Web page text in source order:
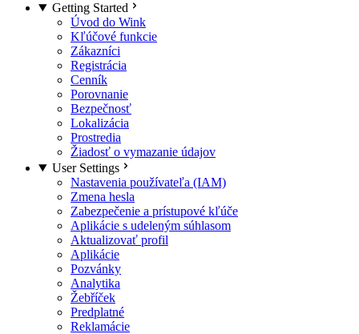
Getting Started
Úvod do Wink
Kľúčové funkcie
Zákazníci
Registrácia
Cenník
Porovnanie
Bezpečnosť
Lokalizácia
Prostredia
Žiadosť o vymazanie údajov
User Settings
Nastavenia používateľa (IAM)
Zmena hesla
Zabezpečenie a prístupové kľúče
Aplikácie s udeleným súhlasom
Aktualizovať profil
Aplikácie
Pozvánky
Analytika
Žebříček
Predplatné
Reklamácie